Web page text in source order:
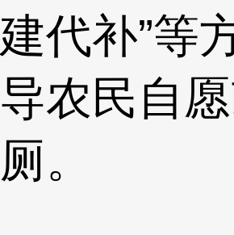
建代补”等
导农民自
厕。